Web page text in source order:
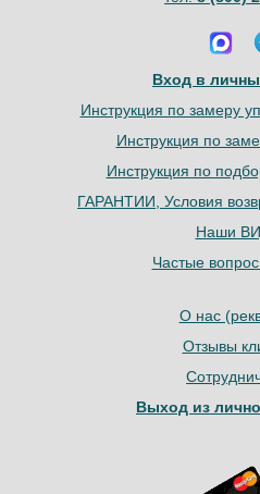
Вход в
Инструкция по замеру
Инструкция по
Инструкция по
ГАРАНТИИ, Условия
Наши
Частые
О нас
Отзывы
Выход из